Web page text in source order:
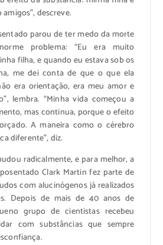
descreve.
parou de ter medo da morte
problema: “Eu era muito
filha, e quando eu estava sob os
me dei conta de que o que ela
era orientação, era meu amor e
lembra. “Minha vida começou a
mas continua, porque o efeito
A maneira como o cérebro
diferente”, diz.
radicalmente, e para melhor, a
Clark Martin fez parte de
com alucinógenos já realizados
Depois de mais de 40 anos de
grupo de cientistas recebeu
com substâncias que sempre